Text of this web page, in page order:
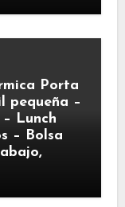
Porta
pequeña –
Lunch
– Bolsa